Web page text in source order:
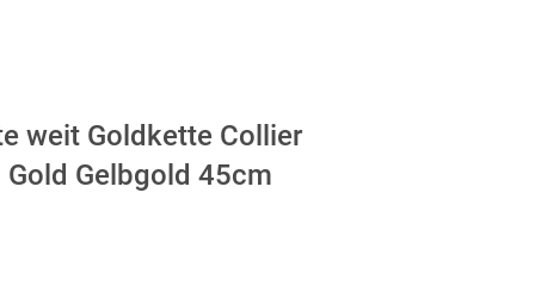
weit Goldkette Collier
Gelbgold 45cm